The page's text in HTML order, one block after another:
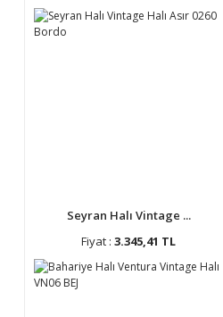
Seyran Halı Vintage ...
Fiyat : 3.345,41 TL